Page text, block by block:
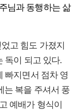
님과 동행하는 삶
고 힘도 가졌지
독이 되고 있다.
빠지면서 점차 영
는 복을 주셔서 풍
예배가 형식이